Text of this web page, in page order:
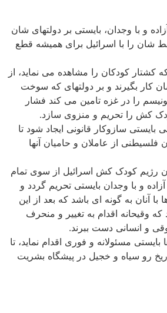
با وجدان، بایستی بر دولت­های شان
را با اسرائیل برای همیشه قطع
کودکان را مشاهده می نماید، از
بگیرند و بر دولت­های که سوخت
را در غزه تامین می کند فشار
کش را تحریم و منزوی سازد.
سازوکار قانونی ایجاد شود تا
از عاملان و حامیان آنها
کودک کش اسرائیل از سوی تمام
و با وجدان بایستی تحریم گردد و
آنان به گونه ای باشد که بعد از این
اقدام به تغییر و منحرف
انسانی دست ببرند.
مسئولانه و فوری اقدام نماید، تا
رو سیاه و خجیل در پیشگاه بشریت